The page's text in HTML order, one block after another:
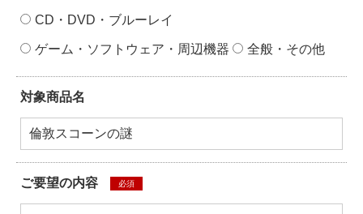
CD・DVD・ブルーレイ
ゲーム・ソフトウェア・周辺機器 全般・その他
対象商品名
ご要望の内容 必須